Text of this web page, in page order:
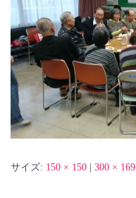
サイズ: 150 × 150 300 × 169